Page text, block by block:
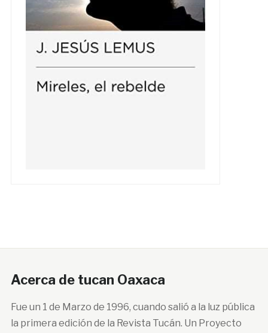
Acerca de tucan Oaxaca
Fue un 1 de Marzo de 1996, cuando salió a la luz pública
la primera edición de la Revista Tucán. Un Proyecto